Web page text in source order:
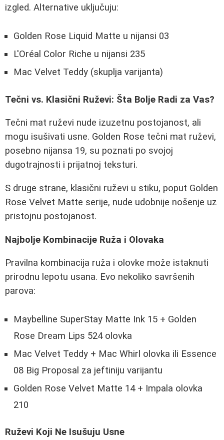
izgled. Alternative uključuju:
Golden Rose Liquid Matte u nijansi 03
L'Oréal Color Riche u nijansi 235
Mac Velvet Teddy (skuplja varijanta)
Tečni vs. Klasični Ruževi: Šta Bolje Radi za Vas?
Tečni mat ruževi nude izuzetnu postojanost, ali
mogu isušivati usne. Golden Rose tečni mat ruževi,
posebno nijansa 19, su poznati po svojoj
dugotrajnosti i prijatnoj teksturi.
S druge strane, klasični ruževi u stiku, poput Golden
Rose Velvet Matte serije, nude udobnije nošenje uz
pristojnu postojanost.
Najbolje Kombinacije Ruža i Olovaka
Pravilna kombinacija ruža i olovke može istaknuti
prirodnu lepotu usana. Evo nekoliko savršenih
parova:
Maybelline SuperStay Matte Ink 15 + Golden
Rose Dream Lips 524 olovka
Mac Velvet Teddy + Mac Whirl olovka ili Essence
08 Big Proposal za jeftiniju varijantu
Golden Rose Velvet Matte 14 + Impala olovka
210
Ruževi Koji Ne Isušuju Usne